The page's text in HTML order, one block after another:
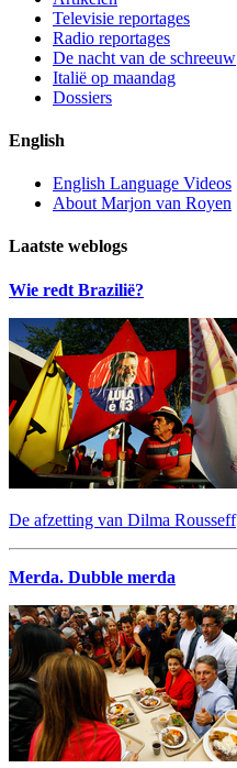
Televisie reportages
Radio reportages
De nacht van de schreeuw
Italië op maandag
Dossiers
English
English Language Videos
About Marjon van Royen
Laatste weblogs
Wie redt Brazilië?
De afzetting van Dilma Rousseff
Merda. Dubble merda